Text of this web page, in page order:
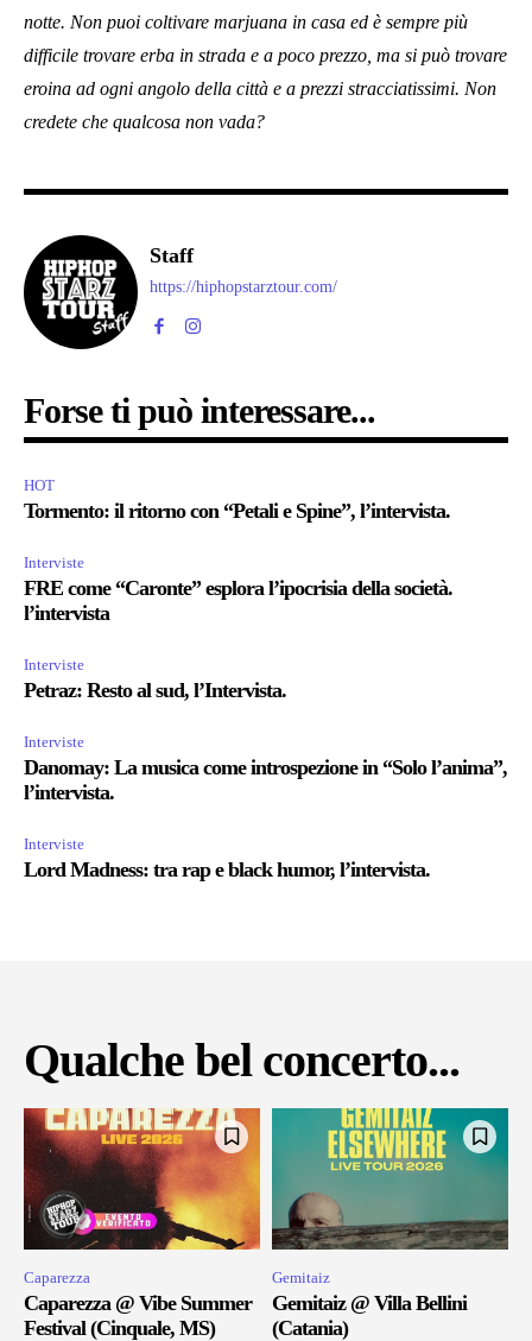
notte. Non puoi coltivare marjuana in casa ed è sempre più
difficile trovare erba in strada e a poco prezzo, ma si può trovare
eroina ad ogni angolo della città e a prezzi stracciatissimi. Non
credete che qualcosa non vada?
Staff
https://hiphopstarztour.com/
Forse ti può interessare...
HOT
Tormento: il ritorno con “Petali e Spine”, l’intervista.
Interviste
FRE come “Caronte” esplora l’ipocrisia della società.
l’intervista
Interviste
Petraz: Resto al sud, l’Intervista.
Interviste
Danomay: La musica come introspezione in “Solo l’anima”,
l’intervista.
Interviste
Lord Madness: tra rap e black humor, l’intervista.
Qualche bel concerto...
Caparezza
Caparezza @ Vibe Summer
Festival (Cinquale, MS)
Gemitaiz
Gemitaiz @ Villa Bellini
(Catania)